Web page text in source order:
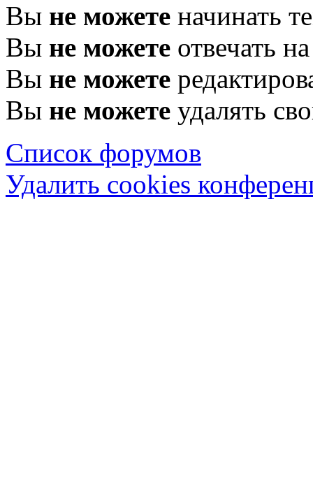
Вы не можете начинать
Вы не можете отвечать
Вы не можете
Вы не можете удалять
Список форумов
Удалить cookies